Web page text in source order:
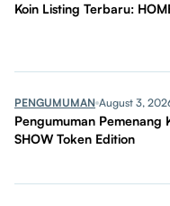
Koin Listing Terbaru:
PENGUMUMAN August 3,
Pengumuman Pemenang
SHOW Token Edition